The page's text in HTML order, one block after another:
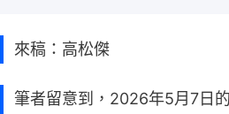
來稿：高松傑
筆者留意到，2026年5月7日